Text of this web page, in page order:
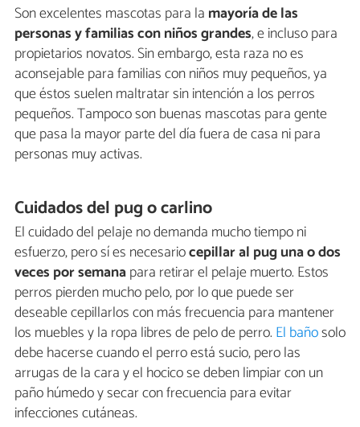
Son excelentes mascotas para la mayoría de las
personas y familias con niños grandes, e incluso para
propietarios novatos. Sin embargo, esta raza no es
aconsejable para familias con niños muy pequeños, ya
que éstos suelen maltratar sin intención a los perros
pequeños. Tampoco son buenas mascotas para gente
que pasa la mayor parte del día fuera de casa ni para
personas muy activas.
Cuidados del pug o carlino
El cuidado del pelaje no demanda mucho tiempo ni
esfuerzo, pero sí es necesariocepillar al pug una o dos
veces por semanapara retirar el pelaje muerto. Estos
perros pierden mucho pelo, por lo que puede ser
deseable cepillarlos con más frecuencia para mantener
los muebles y la ropa libres de pelo de perro. El bañosolo
debe hacerse cuando el perro está sucio, pero las
arrugas de la cara y el hocico se deben limpiar con un
paño húmedo y secar con frecuencia para evitar
infecciones cutáneas.